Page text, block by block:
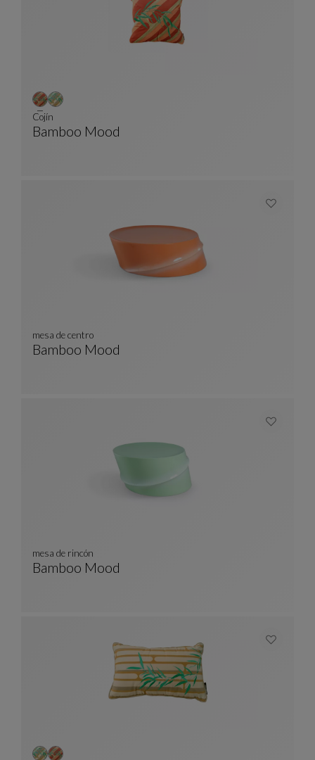
Bamboo Mood
Cojín
Bamboo Mood
mesa de centro
Bamboo Mood
mesa de rincón